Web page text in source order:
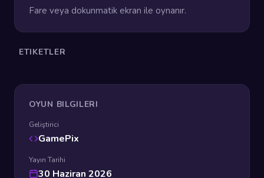
Fare veya dokunmatik ekran ile oynanır.
ETIKETLER
OYUN BILGILERI
Geliştirici
GamePix
Yayın Tarihi
30 Haziran 2026